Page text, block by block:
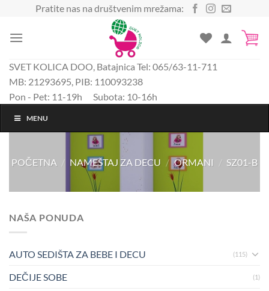
sadržaj
Pratite nas na društvenim mrežama:
SVET KOLICA DOO, Batajnica Tel: 065/63-11-711
MB: 21293695, PIB: 110093238
Pon - Pet: 11-19h Subota: 10-16h
MENU
POČETNA / NAMEŠTAJ ZA DECU / ORMANI / SZ01-B
NAŠA PONUDA
AUTO SEDIŠTA ZA BEBE I DECU (115)
DEČIJE SOBE (1)